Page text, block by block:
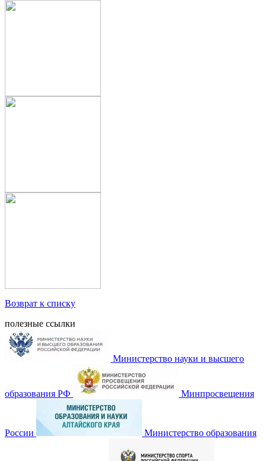
Возврат к списку
полезные ссылки
Министерство науки и высшего
образования РФ Минпросвещения
России Министерство образования